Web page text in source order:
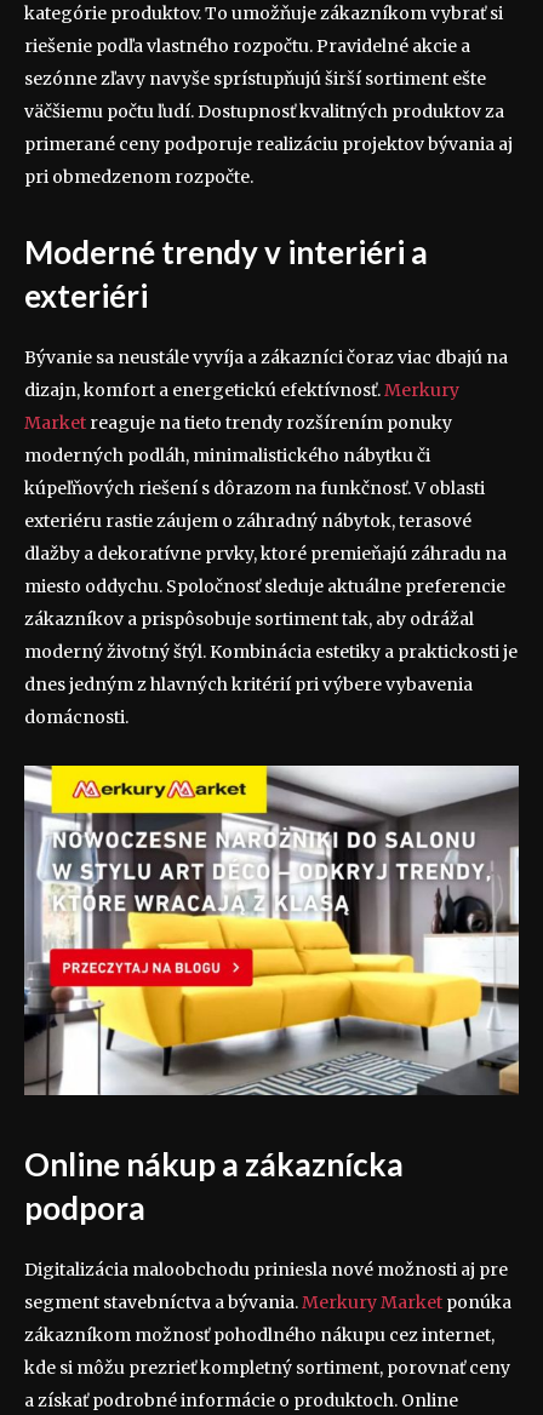
kategórie produktov. To umožňuje zákazníkom vybrať si
riešenie podľa vlastného rozpočtu. Pravidelné akcie a
sezónne zľavy navyše sprístupňujú širší sortiment ešte
väčšiemu počtu ľudí. Dostupnosť kvalitných produktov za
primerané ceny podporuje realizáciu projektov bývania aj
pri obmedzenom rozpočte.
Moderné trendy v interiéri a
exteriéri
Bývanie sa neustále vyvíja a zákazníci čoraz viac dbajú na
dizajn, komfort a energetickú efektívnosť.Merkury
Market reaguje na tieto trendy rozšírením ponuky
moderných podláh, minimalistického nábytku či
kúpeľňových riešení s dôrazom na funkčnosť. V oblasti
exteriéru rastie záujem o záhradný nábytok, terasové
dlažby a dekoratívne prvky, ktoré premieňajú záhradu na
miesto oddychu. Spoločnosť sleduje aktuálne preferencie
zákazníkov a prispôsobuje sortiment tak, aby odrážal
moderný životný štýl. Kombinácia estetiky a praktickosti je
dnes jedným z hlavných kritérií pri výbere vybavenia
domácnosti.
Online nákup a zákaznícka
podpora
Digitalizácia maloobchodu priniesla nové možnosti aj pre
segment stavebníctva a bývania.Merkury Market ponúka
zákazníkom možnosť pohodlného nákupu cez internet,
kde si môžu prezrieť kompletný sortiment, porovnať ceny
a získať podrobné informácie o produktoch. Online